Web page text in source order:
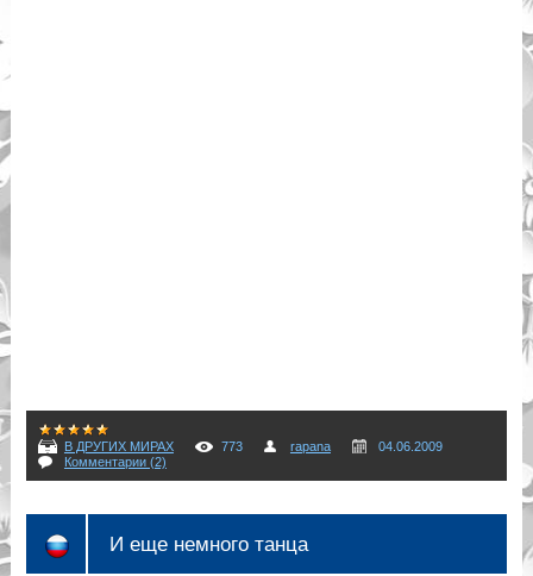
В ДРУГИХ МИРАХ 773 rapana
04.06.2009
Комментарии (2)
И еще немного танца